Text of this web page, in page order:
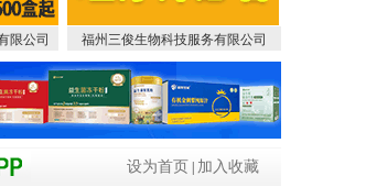
限公司 福州三俊生物科技服务有限公司
设为首页 加入收藏